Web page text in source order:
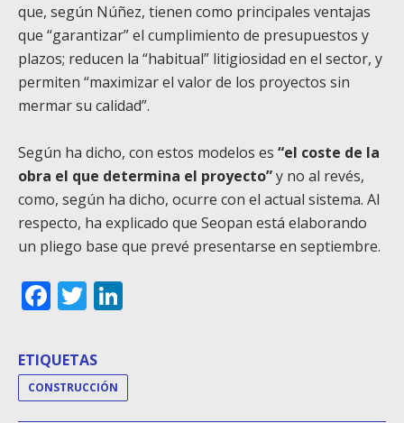
que, según Núñez, tienen como principales ventajas
que “garantizar” el cumplimiento de presupuestos y
plazos; reducen la “habitual” litigiosidad en el sector, y
permiten “maximizar el valor de los proyectos sin
mermar su calidad”.
Según ha dicho, con estos modelos es “el coste de la
obra el que determina el proyecto”y no al revés,
como, según ha dicho, ocurre con el actual sistema. Al
respecto, ha explicado que Seopan está elaborando
un pliego base que prevé presentarse en septiembre.
Facebook
Twitter
ETIQUETAS
CONSTRUCCIÓN